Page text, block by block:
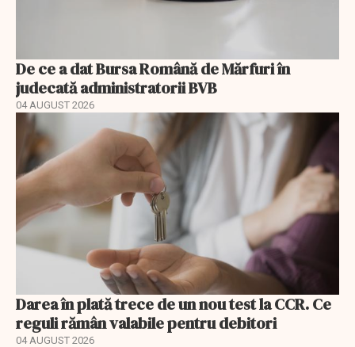
De ce a dat Bursa Română de Mărfuri în
judecată administratorii BVB
04 AUGUST 2026
Darea în plată trece de un nou test la CCR. Ce
reguli rămân valabile pentru debitori
04 AUGUST 2026